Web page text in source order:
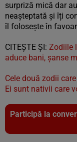
surpriză mică dar
neașteptată și îți
îl folosește în
CITEȘTE ȘI: Zodiile
aduce bani, șanse
Cele două zodii
Ei sunt nativii care
Participă la